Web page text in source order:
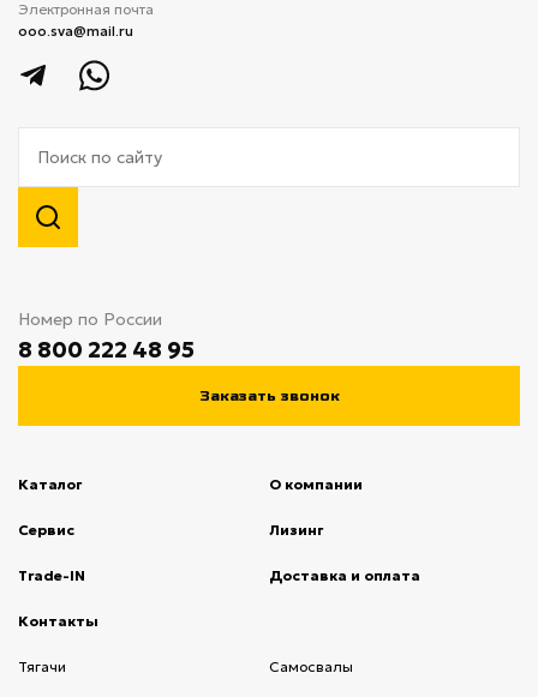
Электронная почта
ooo.sva@mail.ru
Номер по России
8 800 222 48 95
Заказать звонок
Каталог О компании
Сервис Лизинг(current)
Trade-IN Доставка и оплата
Контакты
Тягачи Cамосвалы